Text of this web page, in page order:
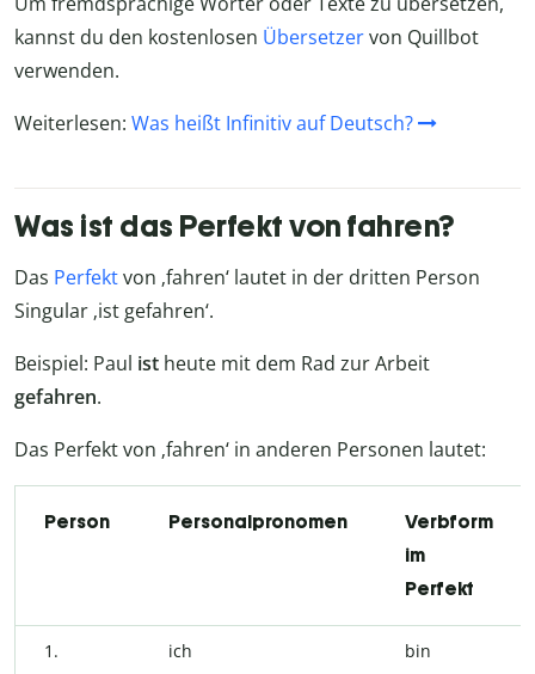
kannst du den kostenlosen Übersetzervon Quillbot
verwenden.
Weiterlesen: Was heißt Infinitiv auf Deutsch?
Was ist das Perfekt von fahren?
Das Perfektvon ‚fahren‘ lautet in der dritten Person
Singular ‚ist gefahren‘.
Beispiel: Paul ist heute mit dem Rad zur Arbeit
gefahren.
Das Perfekt von ‚fahren‘ in anderen Personen lautet:
Person Personalpronomen
Verbform
im
Perfekt
1.
ich
bin